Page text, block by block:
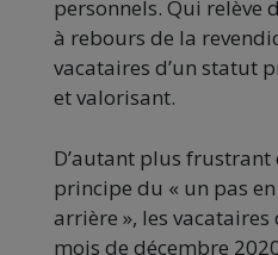
personnels. Qui relève
à rebours de la
vacataires d’un statut
et valorisant.
D’autant plus
principe du « un pas
arrière », les
mois de décembre